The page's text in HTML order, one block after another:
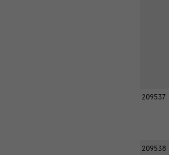
209537
209538